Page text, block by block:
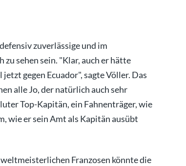
zuverlässige und im
sehen sein. "Klar, auch er hätte
gegen Ecuador", sagte Völler. Das
alle Jo, der natürlich auch sehr
Top-Kapitän, ein Fahnenträger, wie
wie er sein Amt als Kapitän ausübt
Franzosen könnte die